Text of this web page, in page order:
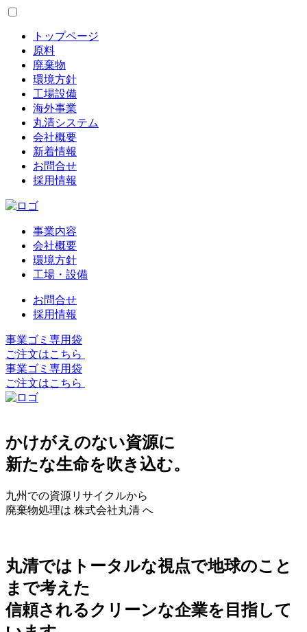
トップページ
原料
廃棄物
環境方針
工場設備
海外事業
丸清システム
会社概要
新着情報
お問合せ
採用情報
事業内容
会社概要
環境方針
工場・設備
お問合せ
採用情報
事業ゴミ専用袋
ご注文はこちら
事業ゴミ専用袋
ご注文はこちら
かけがえのない資源に
新たな生命を吹き込む。
九州での資源リサイクルから
廃棄物処理は 株式会社丸清 へ
丸清ではトータルな視点で地球のこと
まで考えた
信頼されるクリーンな企業を目指して